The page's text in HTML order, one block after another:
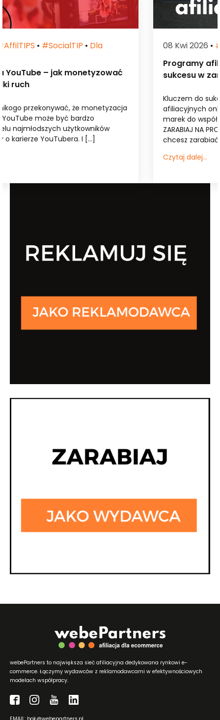
08 Kwi 2026•#affilTIPS
Dla Wydawcy
Programy afiliacyjne w 2026 roku – klucz do
sukcesu w zarabianiu przez int...
Kluczem do sukcesu w zarabianiu na programach
afiliacyjnych online jest umiejętnosć dobierania
marek do współpracy, ZOSTAŃ WYDAWCĄ I
ZARABIAJ NA PROGRAMACH AFILIACYJNYCH Jeśli
chcesz zarabiać […]
webePartners to największa sieć afiliacyjna dedykowana rynkowi e-
commerce. Łączymy wydawców z reklamodawcami w efektywnościowych
modelach współpracy.